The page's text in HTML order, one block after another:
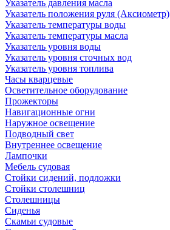
Указатель давления масла
Указатель положения руля (Аксиометр)
Указатель температуры воды
Указатель температуры масла
Указатель уровня воды
Указатель уровня сточных вод
Указатель уровня топлива
Часы кварцевые
Осветительное оборудование
Прожекторы
Навигационные огни
Наружное освещение
Подводный свет
Внутреннее освещение
Лампочки
Мебель судовая
Стойки сидений, подложки
Стойки столешниц
Столешницы
Сиденья
Скамьи судовые